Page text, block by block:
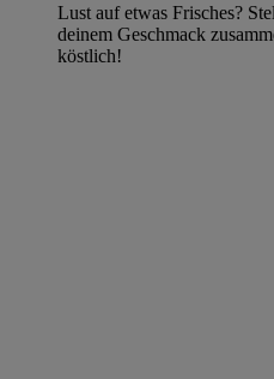
Lust auf etwas Frisches?
deinem Geschmack
köstlich!